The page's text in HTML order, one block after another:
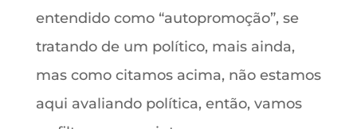
entendido como “autopromoção”, se
tratando de um político, mais ainda,
mas como citamos acima, não estamos
aqui avaliando política, então, vamos